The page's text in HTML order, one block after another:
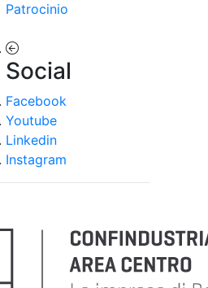
Patrocinio
Social
Facebook
Youtube
Linkedin
Instagram